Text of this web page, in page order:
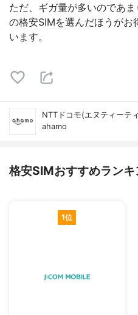
ただ、ギガ量が多いのであ
の格安SIMを選んだほうがお
います。
NTTドコモ(エヌティーテ
ahamo
格安SIMおすすめランキ
1位